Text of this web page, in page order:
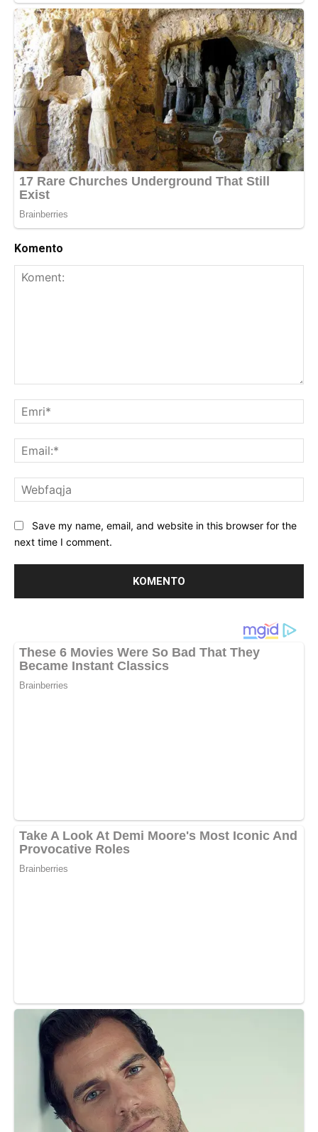
Komento
Save my name, email, and website in this browser for the
next time I comment.